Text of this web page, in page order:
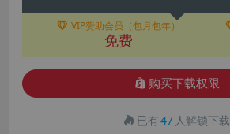
VIP赞助会员（包月包年）
免费
购买下载权限
已有47 人解锁下载